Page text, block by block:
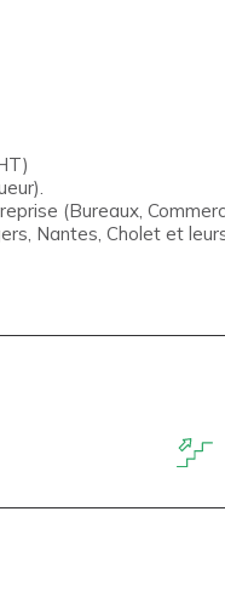
(Bureaux,
Nantes, Cholet et